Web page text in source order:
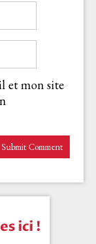
et mon site
ici !